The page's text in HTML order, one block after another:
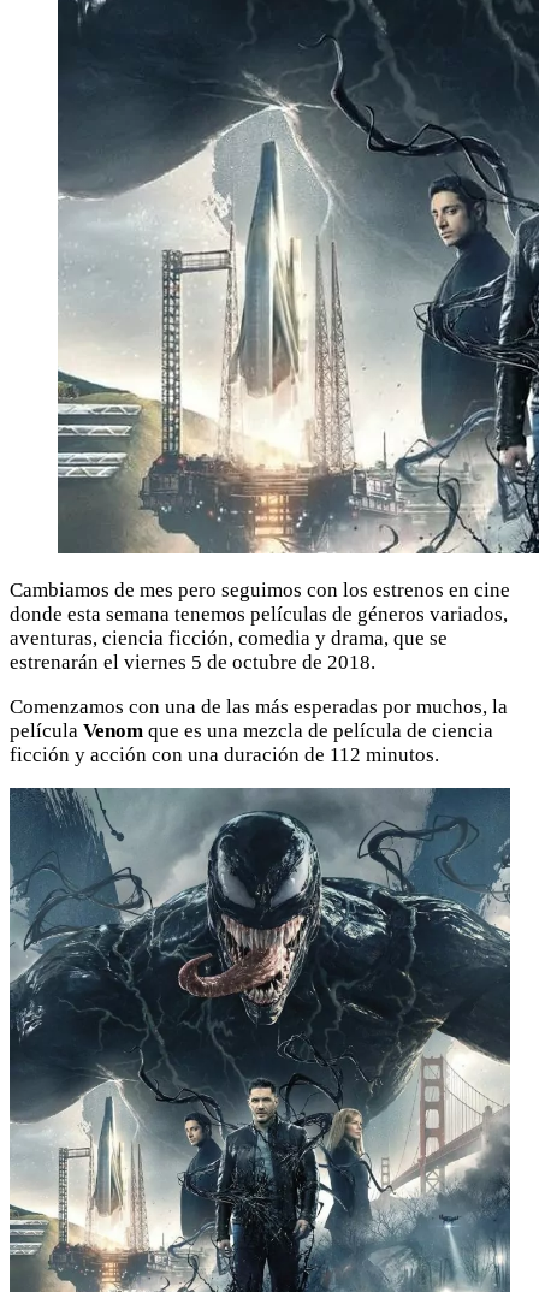
Cambiamos de mes pero seguimos con los estrenos en cine
donde esta semana tenemos películas de géneros variados,
aventuras, ciencia ficción, comedia y drama, que se
estrenarán el viernes 5 de octubre de 2018.
Comenzamos con una de las más esperadas por muchos, la
película Venom que es una mezcla de película de ciencia
ficción y acción con una duración de 112 minutos.